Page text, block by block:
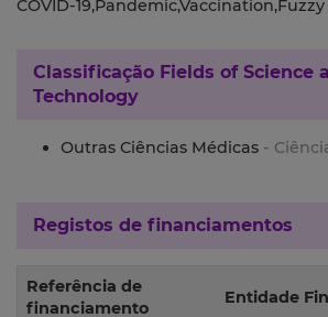
COVID-
Classificação Fields of Science
Technology
Outras Ciências Médicas -
Registos de financiamentos
Referência de
financiamento
Entidade